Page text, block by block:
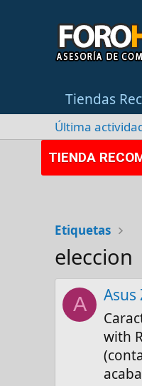
Tiendas
Última
TIENDA
Etiquetas
eleccion
A Asus
with